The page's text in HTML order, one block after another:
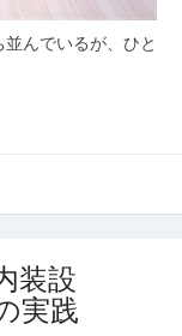
んでいるが、ひと
装設
実践